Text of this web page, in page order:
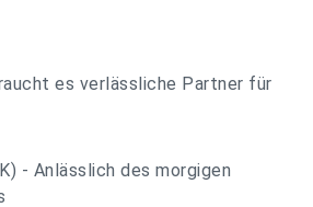
es verlässliche Partner für
- Anlässlich des morgigen